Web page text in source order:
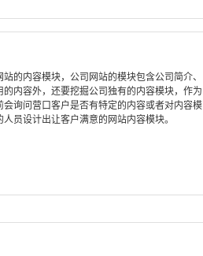
的内容模块，公司网站的模块包含公司简介、
内容外，还要挖掘公司独有的内容模块，作为
询问营口客户是否有特定的内容或者对内容模
员设计出让客户满意的网站内容模块。